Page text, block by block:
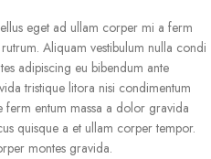
eget ad ullam corper mi a ferm
Aliquam vestibulum nulla condi
adipiscing eu bibendum ante
tristique litora nisi condimentum
ferm entum massa a dolor gravida
quisque a et ullam corper tempor.
montes gravida.